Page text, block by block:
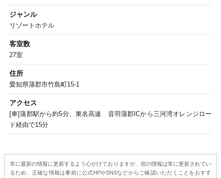
ジャンル
リゾートホテル
客室数
27室
住所
愛知県蒲郡市竹島町15-1
アクセス
[車]蒲郡駅から約5分、東名高速 音羽蒲郡ICから三河湾オレンジロー
ド経由で15分
常に最新の情報に更新するよう心がけておりますが、宿の情報は常に更新されてい
るため、正確な情報は事前に公式HPやSNSなどからご確認いただくことをおすす